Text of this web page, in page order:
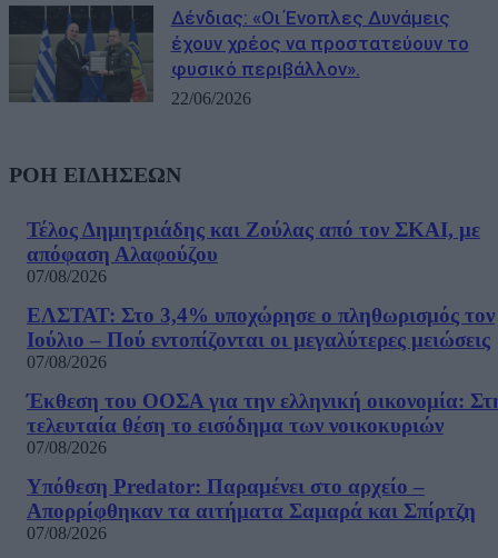
Δένδιας: «Οι Ένοπλες Δυνάμεις
έχουν χρέος να προστατεύουν το
φυσικό περιβάλλον».
22/06/2026
ΡΟΗ ΕΙΔΗΣΕΩΝ
Τέλος Δημητριάδης και Ζούλας από τον ΣΚΑΙ, με
απόφαση Αλαφούζου
07/08/2026
ΕΛΣΤΑΤ: Στο 3,4% υποχώρησε ο πληθωρισμός τον
Ιούλιο – Πού εντοπίζονται οι μεγαλύτερες μειώσεις
07/08/2026
Έκθεση του ΟΟΣΑ για την ελληνική οικονομία:
τελευταία θέση το εισόδημα των νοικοκυριών
07/08/2026
Υπόθεση Predator: Παραμένει στο αρχείο –
Απορρίφθηκαν τα αιτήματα Σαμαρά και Σπίρτζη
07/08/2026